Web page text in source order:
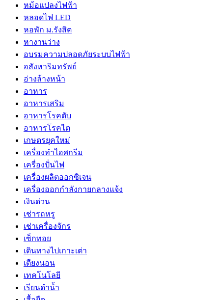
หม้อแปลงไฟฟ้า
หลอดไฟ LED
หอพัก ม.รังสิต
หางานว่าง
อบรมความปลอดภัยระบบไฟฟ้า
อสังหาริมทรัพย์
อ่างล้างหน้า
อาหาร
อาหารเสริม
อาหารโรคตับ
อาหารโรคไต
เกษตรยุคใหม่
เครื่องทำไอศกรีม
เครื่องปั่นไฟ
เครื่องผลิตออกซิเจน
เครื่องออกกำลังกายกลางแจ้ง
เงินด่วน
เช่ารถหรู
เช่าเครื่องจักร
เซ็กทอย
เดินทางไปเกาะเต่า
เตียงนอน
เทคโนโลยี
เรียนดำน้ำ